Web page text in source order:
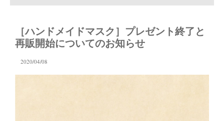
［ハンドメイドマスク］プレゼント終了と
再販開始についてのお知らせ
2020/04/08